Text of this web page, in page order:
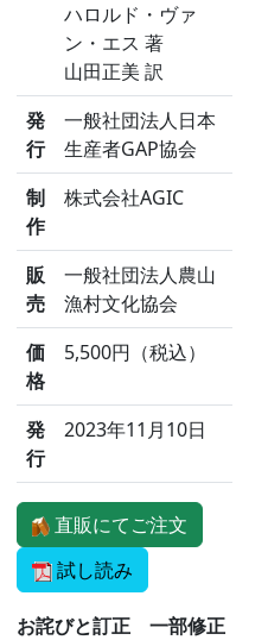
ハロルド・ヴァ
ン・エス 著
山田正美 訳
発
行
一般社団法人日本
生産者GAP協会
制
作
株式会社AGIC
販
売
一般社団法人農山
漁村文化協会
価
格
5,500円（税込）
発
行
2023年11月10日
直販にてご注文
試し読み
お詫びと訂正 一部修正